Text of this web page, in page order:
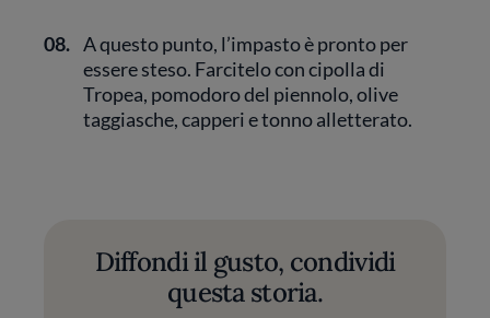
08. A questo punto, l’impasto è pronto per
essere steso. Farcitelo con cipolla di
Tropea, pomodoro del piennolo, olive
taggiasche, capperi e tonno alletterato.
Diffondi il gusto, condividi
questa storia.